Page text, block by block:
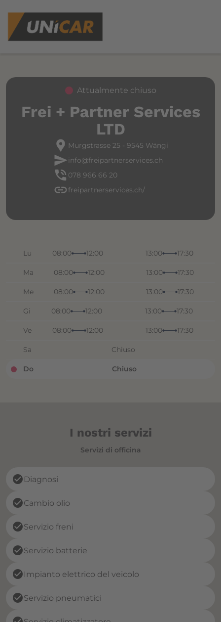
Attualmente chiuso
Frei + Partner Services
LTD
location_pin Murgstrasse 25 - 9545 Wängi
sendinfo@freipartnerservices.ch
phone_in_talk 078 966 66 20
link freipartnerservices.ch/
Lu 08:00 12:00 13:00 17:30
Ma 08:00 12:00 13:00 17:30
Me 08:00 12:00 13:00 17:30
Gi 08:00 12:00 13:00 17:30
Ve 08:00 12:00 13:00 17:30
Sa Chiuso
Do Chiuso
I nostri servizi
Servizi di officina
check_circle Diagnosi
check_circleCambio olio
check_circleServizio freni
check_circleServizio batterie
check_circle Impianto elettrico del veicolo
check_circleServizio pneumatici